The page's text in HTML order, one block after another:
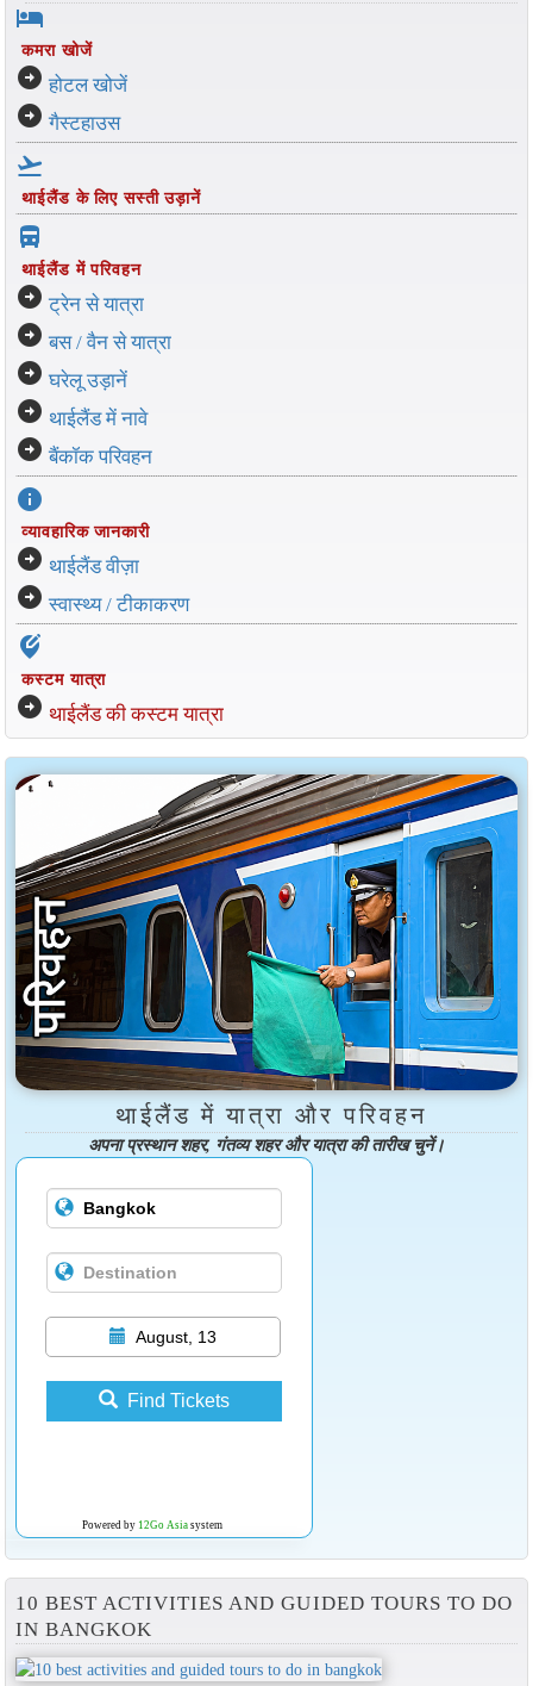
hotel
कमरा खोजें
arrow_circle_right होटल खोजें
arrow_circle_right गैस्टहाउस
flight_takeoff
थाईलैंड के लिए सस्ती उड़ानें
directions_bus_filled
थाईलैंड में परिवहन
arrow_circle_right ट्रेन से यात्रा
arrow_circle_right बस / वैन से यात्रा
arrow_circle_right घरेलू उड़ानें
arrow_circle_right थाईलैंड में नावे
arrow_circle_right बैंकॉक परिवहन
info
व्यावहारिक जानकारी
arrow_circle_right थाईलैंड वीज़ा
arrow_circle_right स्वास्थ्य / टीकाकरण
edit_location_alt
कस्टम यात्रा
arrow_circle_right थाईलैंड की कस्टम यात्रा
थाईलैंड में यात्रा और परिवहन
अपना प्रस्थान शहर, गंतव्य शहर और यात्रा की तारीख चुनें।
August, 13
Find Tickets
Powered by 12Go Asiasystem
10 BEST ACTIVITIES AND GUIDED TOURS TO DO
IN BANGKOK